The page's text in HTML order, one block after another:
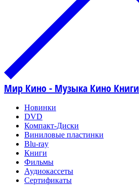
Мир Кино - Музыка Кино Книги
Новинки
DVD
Компакт-Диски
Виниловые пластинки
Blu-ray
Книги
Фильмы
Аудиокассеты
Сертификаты